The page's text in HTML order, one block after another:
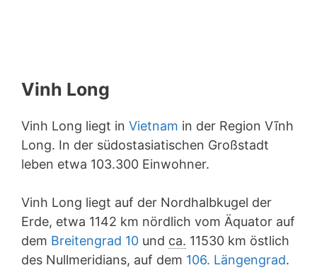
Vinh Long
Vinh Long liegt in Vietnam in der Region Vĩnh
Long. In der südostasiatischen Großstadt
leben etwa 103.300 Einwohner.
Vinh Long liegt auf der Nordhalbkugel der
Erde, etwa 1142 km nördlich vom Äquator auf
dem Breitengrad 10 und ca. 11530 km östlich
des Nullmeridians, auf dem 106. Längengrad.